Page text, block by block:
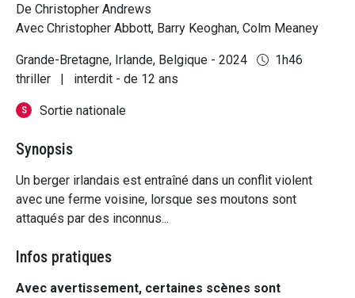
De Christopher Andrews
Avec Christopher Abbott, Barry Keoghan, Colm Meaney
Grande-Bretagne, Irlande, Belgique - 2024
1h46
thriller
| interdit - de 12 ans
S Sortie nationale
Synopsis
Un berger irlandais est entraîné dans un conflit violent
avec une ferme voisine, lorsque ses moutons sont
attaqués par des inconnus...
Infos pratiques
Avec avertissement, certaines scènes sont